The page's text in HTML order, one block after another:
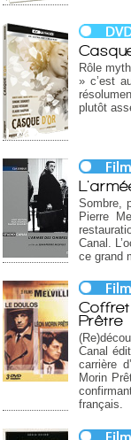
Rôle
» c’est
plutôt
Sombre,
Pierre
Canal.
ce grand
Prêtre
Canal
carrière
Morin
français.